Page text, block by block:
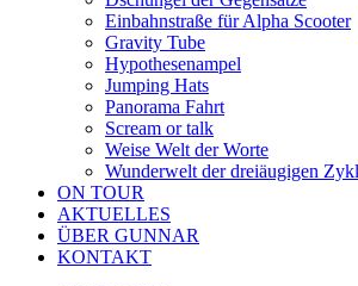
Einbahnstraße für Alpha Scooter
Gravity Tube
Hypothesenampel
Jumping Hats
Panorama Fahrt
Scream or talk
Weise Welt der Worte
Wunderwelt der dreiäugigen
ON TOUR
AKTUELLES
ÜBER GUNNAR
KONTAKT